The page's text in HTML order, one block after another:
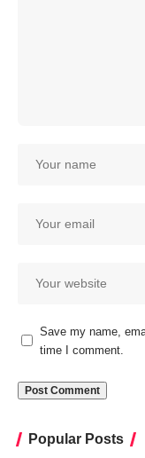
Save my name,
time I comment.
Popular Posts